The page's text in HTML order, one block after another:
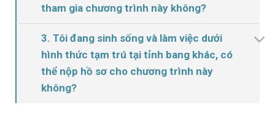
tham gia chương trình này không?
3. Tôi đang sinh sống và làm việc dưới
hình thức tạm trú tại tỉnh bang khác, có
thể nộp hồ sơ cho chương trình này
không?